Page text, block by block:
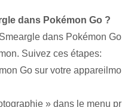
dans Pokémon Go ?
dans ‌Pokémon Go
Suivez ces étapes:
Go sur ⁢votre ⁣appareil⁣mo
» dans le menu pr